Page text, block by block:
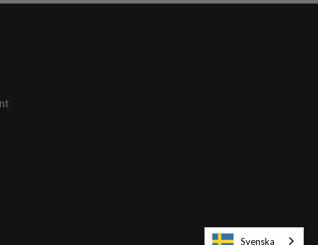
Svenska